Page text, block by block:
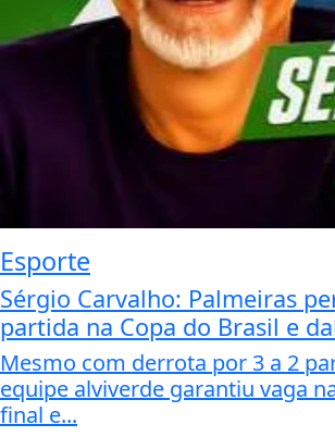
Esporte
Sérgio Carvalho: Palmeiras
partida na Copa do Brasil e
Mesmo com derrota por 3 a 2
equipe alviverde garantiu vaga
final e...